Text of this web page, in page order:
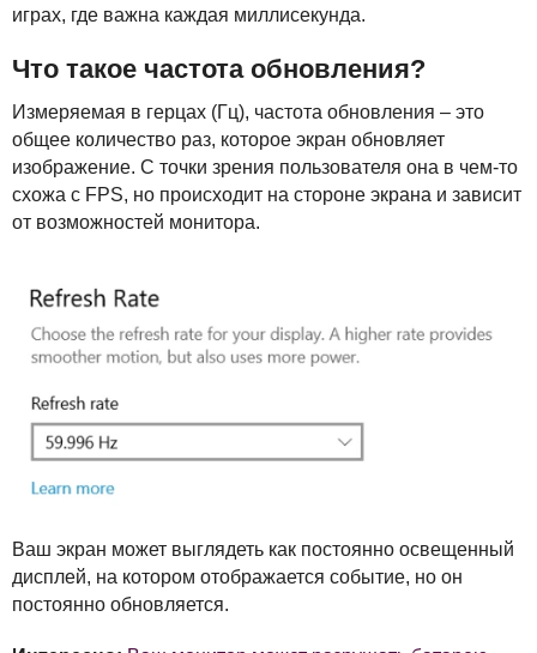
играх, где важна каждая миллисекунда.
Что такое частота обновления?
Измеряемая в герцах (Гц), частота обновления – это
общее количество раз, которое экран обновляет
изображение. С точки зрения пользователя она в чем-то
схожа с FPS, но происходит на стороне экрана и зависит
от возможностей монитора.
Ваш экран может выглядеть как постоянно освещенный
дисплей, на котором отображается событие, но он
постоянно обновляется.